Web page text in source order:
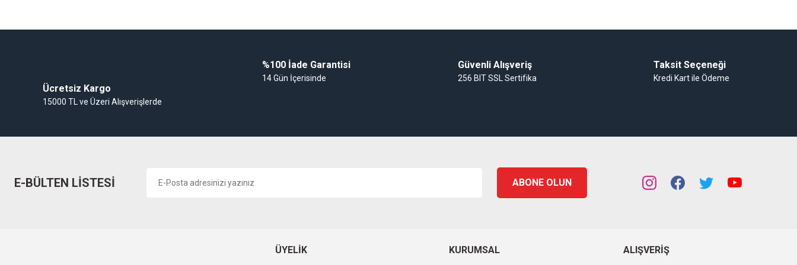
Ücretsiz Kargo
15000 TL ve Üzeri Alışverişlerde
%100 İade Garantisi
14 Gün İçerisinde
Güvenli Alışveriş
256 BIT SSL Sertifika
Taksit Seçeneği
Kredi Kart ile Ödeme
E-BÜLTEN LİSTESİ ABONE OLUN
ÜYELIK KURUMSAL ALIŞVERIŞ